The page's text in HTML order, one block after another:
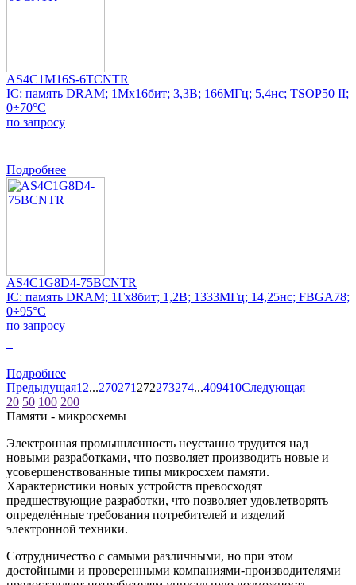
AS4C1M16S-6TCNTR
IC: память DRAM; 1Mx16бит; 3,3В; 166МГц; 5,4нс; TSOP50 II;
0÷70°C
по запросу
Подробнее
AS4C1G8D4-75BCNTR
IC: память DRAM; 1Гx8бит; 1,2В; 1333МГц; 14,25нс; FBGA78;
0÷95°C
по запросу
Подробнее
Предыдущая1 2...270271 272273274...409410Следующая
20 50 100 200
Памяти - микросхемы
Электронная промышленность неустанно трудится над
новыми разработками, что позволяет производить новые и
усовершенствованные типы микросхем памяти.
Характеристики новых устройств превосходят
предшествующие разработки, что позволяет удовлетворять
определённые требования потребителей и изделий
электронной техники.
Сотрудничество с самыми различными, но при этом
достойными и проверенными компаниями-производителями